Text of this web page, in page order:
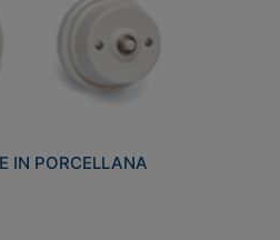
IN PORCELLANA